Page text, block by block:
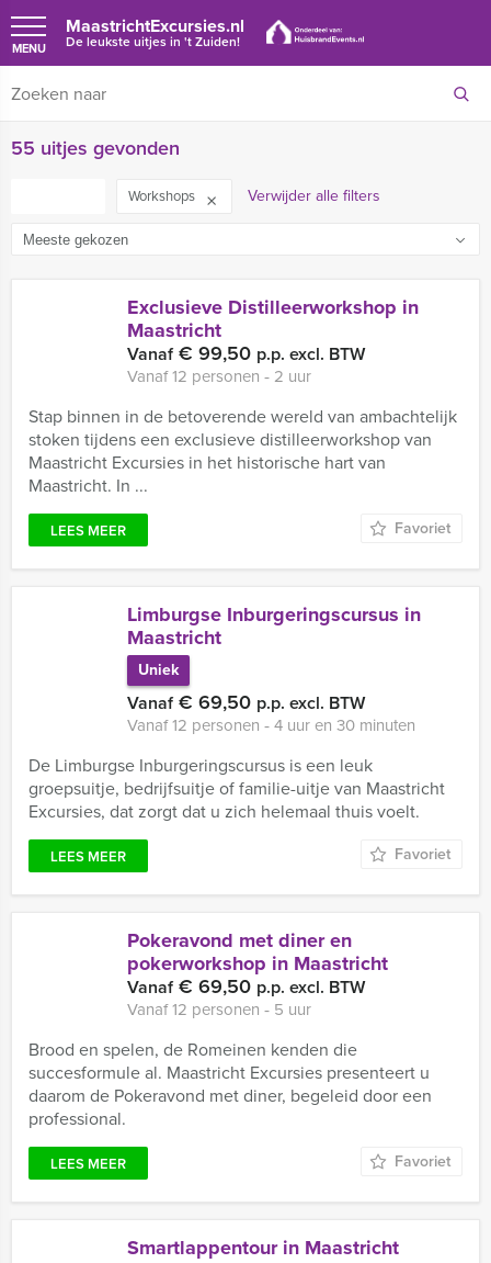
MaastrichtExcursies.nl
De leukste uitjes in 't Zuiden!
MENU
55 uitjes gevonden
Workshops Verwijder alle filters
Exclusieve Distilleerworkshop in
Maastricht
Vanaf€ 99,50 p.p. excl. BTW
Vanaf 12 personen ‐ 2 uur
Stap binnen in de betoverende wereld van ambachtelijk
stoken tijdens een exclusieve distilleerworkshop van
Maastricht Excursies in het historische hart van
Maastricht. In ...
LEES MEER Favoriet
Limburgse Inburgeringscursus in
Maastricht
Uniek
Vanaf€ 69,50 p.p. excl. BTW
Vanaf 12 personen ‐ 4 uur en 30 minuten
De Limburgse Inburgeringscursus is een leuk
groepsuitje, bedrijfsuitje of familie-uitje van Maastricht
Excursies, dat zorgt dat u zich helemaal thuis voelt.
LEES MEER Favoriet
Pokeravond met diner en
pokerworkshop in Maastricht
Vanaf€ 69,50 p.p. excl. BTW
Vanaf 12 personen ‐ 5 uur
Brood en spelen, de Romeinen kenden die
succesformule al. Maastricht Excursies presenteert u
daarom de Pokeravond met diner, begeleid door een
professional.
LEES MEER Favoriet
Smartlappentour in Maastricht